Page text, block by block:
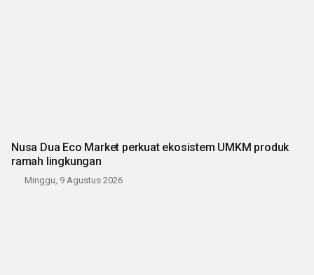
Nusa Dua Eco Market perkuat ekosistem UMKM produk
ramah lingkungan
Minggu, 9 Agustus 2026